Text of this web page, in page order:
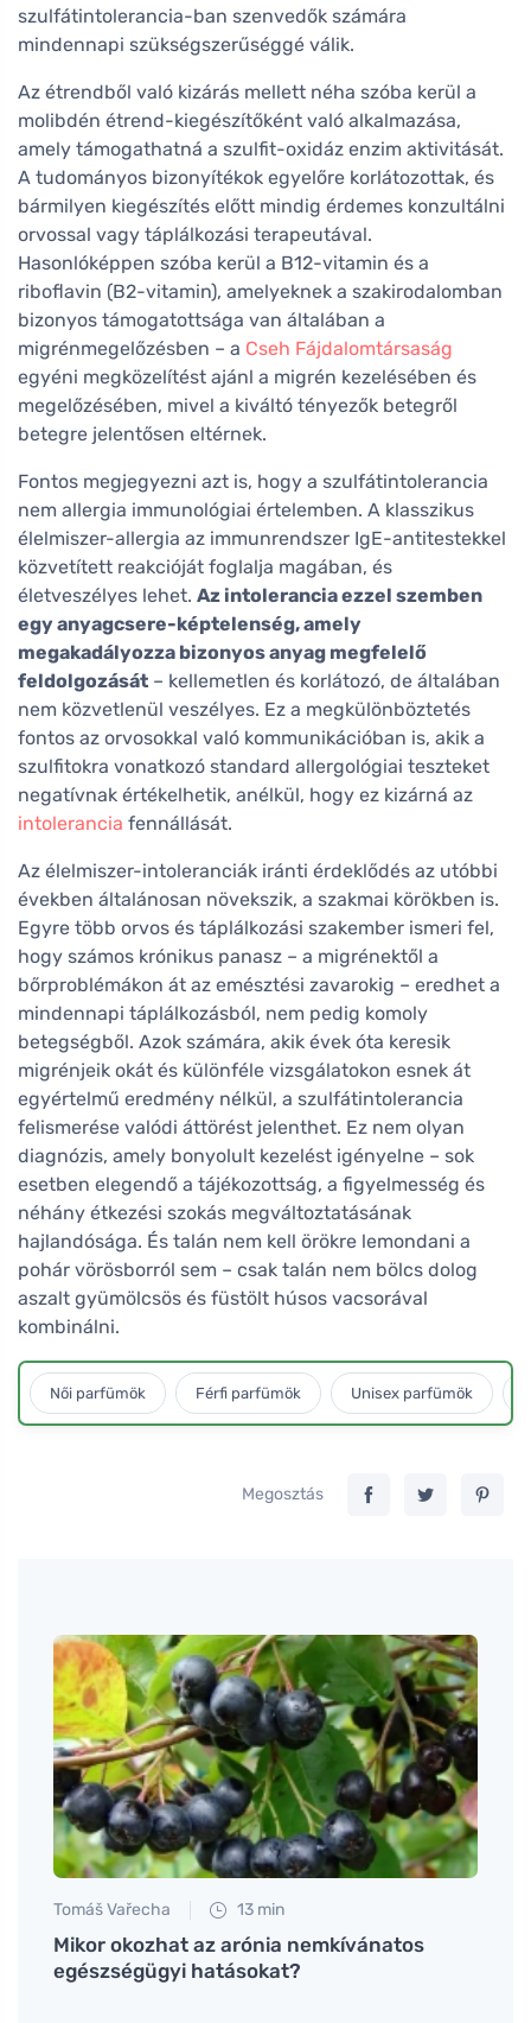
szulfátintolerancia-ban szenvedők számára
mindennapi szükségszerűséggé válik.
Az étrendből való kizárás mellett néha szóba kerül a
molibdén étrend-kiegészítőként való alkalmazása,
amely támogathatná a szulfit-oxidáz enzim aktivitását.
A tudományos bizonyítékok egyelőre korlátozottak, és
bármilyen kiegészítés előtt mindig érdemes konzultálni
orvossal vagy táplálkozási terapeutával.
Hasonlóképpen szóba kerül a B12-vitamin és a
riboflavin (B2-vitamin), amelyeknek a szakirodalomban
bizonyos támogatottsága van általában a
migrénmegelőzésben – a Cseh Fájdalomtársaság
egyéni megközelítést ajánl a migrén kezelésében és
megelőzésében, mivel a kiváltó tényezők betegről
betegre jelentősen eltérnek.
Fontos megjegyezni azt is, hogy a szulfátintolerancia
nem allergia immunológiai értelemben. A klasszikus
élelmiszer-allergia az immunrendszer IgE-antitestekkel
közvetített reakcióját foglalja magában, és
életveszélyes lehet. Az intolerancia ezzel szemben
egy anyagcsere-képtelenség, amely
megakadályozza bizonyos anyag megfelelő
feldolgozását – kellemetlen és korlátozó, de általában
nem közvetlenül veszélyes. Ez a megkülönböztetés
fontos az orvosokkal való kommunikációban is, akik a
szulfitokra vonatkozó standard allergológiai teszteket
negatívnak értékelhetik, anélkül, hogy ez kizárná az
intolerancia fennállását.
Az élelmiszer-intoleranciák iránti érdeklődés az utóbbi
években általánosan növekszik, a szakmai körökben is.
Egyre több orvos és táplálkozási szakember ismeri fel,
hogy számos krónikus panasz – a migrénektől a
bőrproblémákon át az emésztési zavarokig – eredhet a
mindennapi táplálkozásból, nem pedig komoly
betegségből. Azok számára, akik évek óta keresik
migrénjeik okát és különféle vizsgálatokon esnek át
egyértelmű eredmény nélkül, a szulfátintolerancia
felismerése valódi áttörést jelenthet. Ez nem olyan
diagnózis, amely bonyolult kezelést igényelne – sok
esetben elegendő a tájékozottság, a figyelmesség és
néhány étkezési szokás megváltoztatásának
hajlandósága. És talán nem kell örökre lemondani a
pohár vörösborról sem – csak talán nem bölcs dolog
aszalt gyümölcsös és füstölt húsos vacsorával
kombinálni.
Női parfümök Férfi parfümök Unisex parfümök
Megosztás
Tomáš Vařecha 13 min
Mikor okozhat az arónia nemkívánatos
egészségügyi hatásokat?